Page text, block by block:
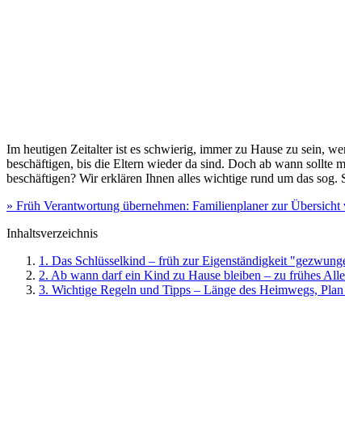
Im heutigen Zeitalter ist es schwierig, immer zu Hause zu sein,
beschäftigen, bis die Eltern wieder da sind. Doch ab wann sollte
beschäftigen? Wir erklären Ihnen alles wichtige rund um das sog.
» Früh Verantwortung übernehmen: Familienplaner zur
Inhaltsverzeichnis
1. Das Schlüsselkind – früh zur Eigenständigkeit
2. Ab wann darf ein Kind zu Hause bleiben – zu frühes
3. Wichtige Regeln und Tipps – Länge des Heimwegs,